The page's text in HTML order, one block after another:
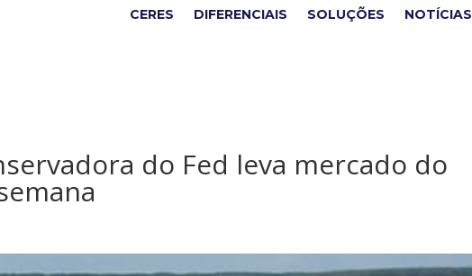
CERES DIFERENCIAIS SOLUÇÕES NOTÍCIAS
do Fed leva mercado do